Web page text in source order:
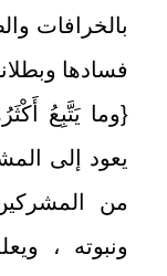
بالخرافات
فسادها
{وما يَتَّبِعُ
يعود إلى
من
ونبوته ،